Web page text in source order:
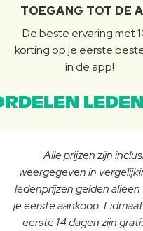
TOEGANG TOT DE
De beste ervaring met
korting op je eerste
in de app!
Alle prijzen zijn
weergegeven in
ledenprijzen gelden
je eerste aankoop.
eerste 14 dagen zijn